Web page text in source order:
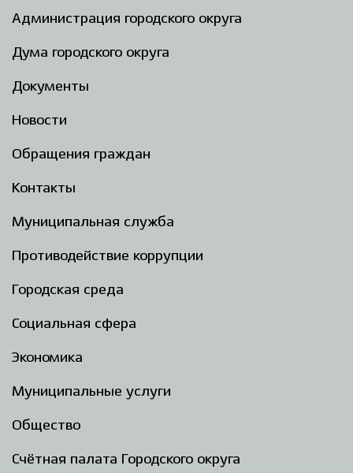
Администрация городского округа
Дума городского округа
Документы
Новости
Обращения граждан
Контакты
Муниципальная служба
Противодействие коррупции
Городская среда
Социальная сфера
Экономика
Муниципальные услуги
Общество
Счётная палата Городского округа